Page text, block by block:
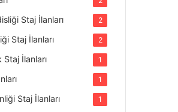
Staj İlanları 2
Staj İlanları 2
İlanları 1
1
Staj İlanları 1